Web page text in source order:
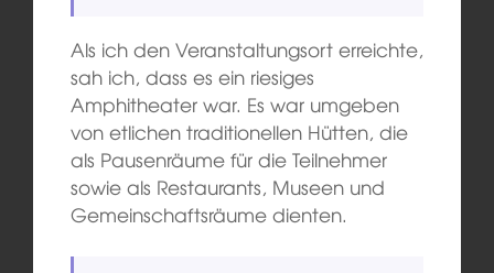
Als ich den Veranstaltungsort erreichte,
sah ich, dass es ein riesiges
Amphitheater war. Es war umgeben
von etlichen traditionellen Hütten, die
als Pausenräume für die Teilnehmer
sowie als Restaurants, Museen und
Gemeinschaftsräume dienten.